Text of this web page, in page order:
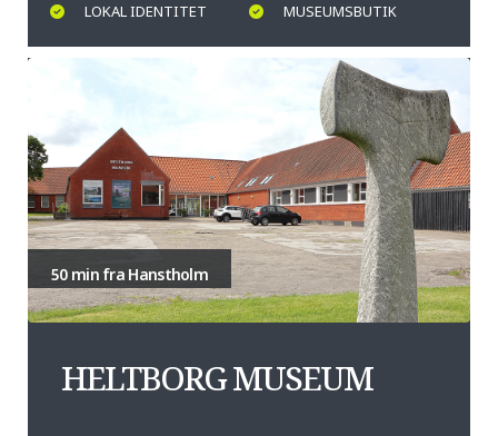
LOKAL IDENTITET
MUSEUMSBUTIK
50 min fra Hanstholm
HELTBORG MUSEUM